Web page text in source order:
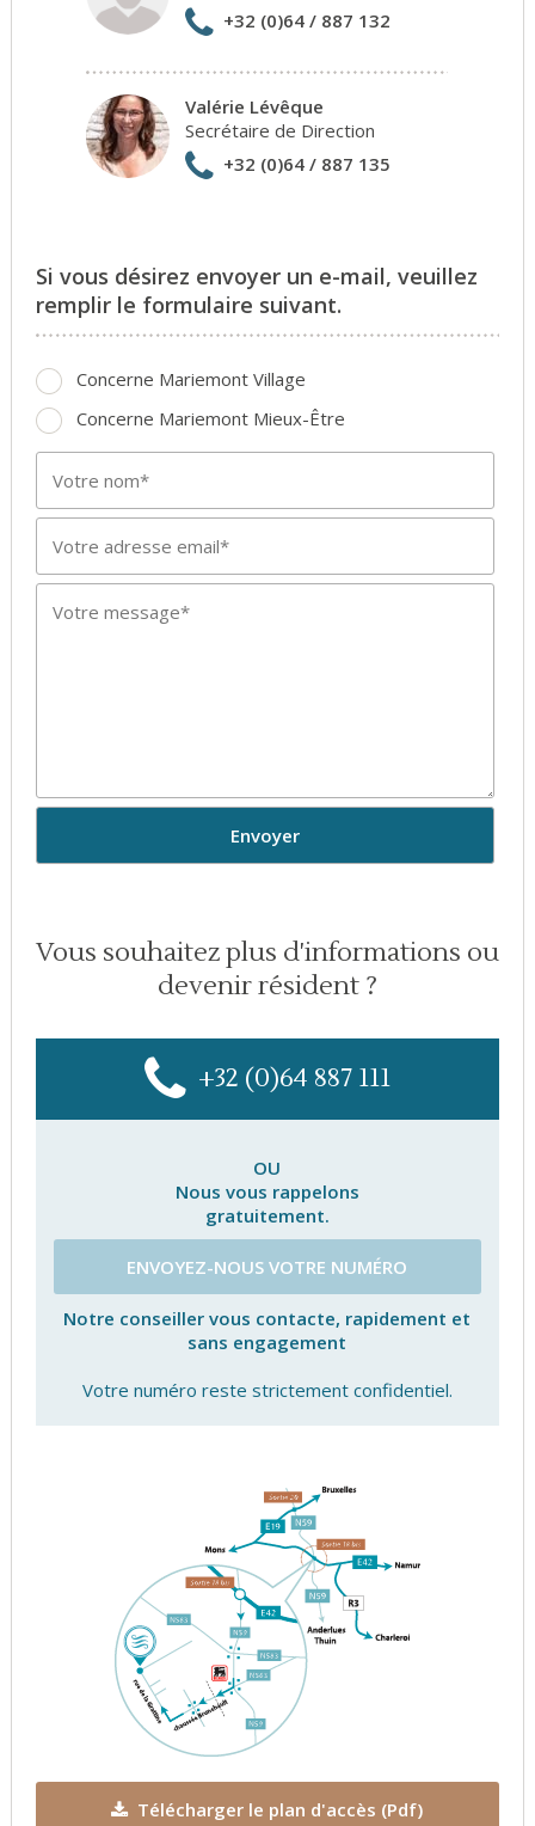
+32 (0)64 / 887 132
Valérie Lévêque
Secrétaire de Direction
+32 (0)64 / 887 135
Si vous désirez envoyer un e-mail, veuillez
remplir le formulaire suivant.
Concerne Mariemont Village
Concerne Mariemont Mieux-Être
Vous souhaitez plus d'informations ou
devenir résident ?
+32 (0)64 887 111
OU
Nous vous rappelons
gratuitement.
ENVOYEZ-NOUS VOTRE NUMÉRO
Notre conseiller vous contacte, rapidement et
sans engagement
Votre numéro reste strictement confidentiel.
Télécharger le plan d'accès (Pdf)